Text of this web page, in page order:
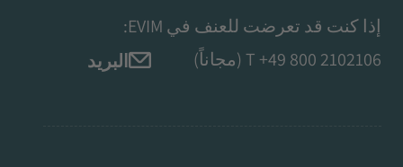
إذا كنت قد تعرضت للعنف في EVIM:
T +49 800 2102106 (مجاناً) البريد